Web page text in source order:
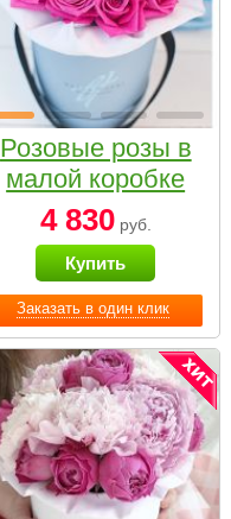
Заказать в один клик
Розовые розы в
малой коробке
4 830руб.
Купить